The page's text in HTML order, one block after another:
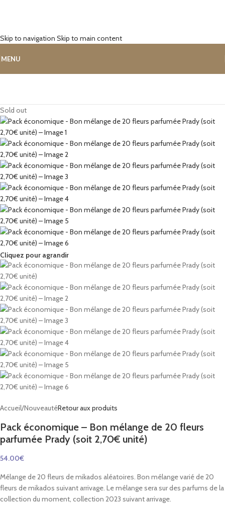
Skip to navigation Skip to main content
MENU
Sold out
Cliquez pour agrandir
Accueil/NouveautéRetour aux produits
Pack économique – Bon mélange de 20 fleurs
parfumée Prady (soit 2,70€ unité)
54.00€
Mélange de 20 fleurs de mikados aléatoires. Bon mélange varié de 20
fleurs de mikados suivant arrivage. Le mélange sera sur des parfums de la
collection du moment, collection 2023 suivant arrivage.